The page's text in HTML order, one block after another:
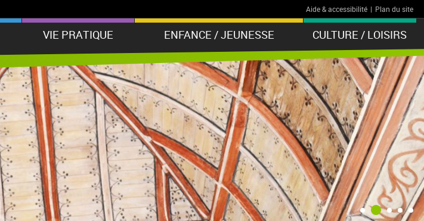
Aide & accessibilité | Plan du site
VIE PRATIQUE ENFANCE / JEUNESSE CULTURE / LOISIRS